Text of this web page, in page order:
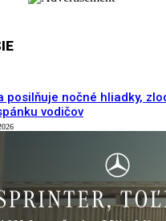
posilňuje nočné hliadky,
vodičov